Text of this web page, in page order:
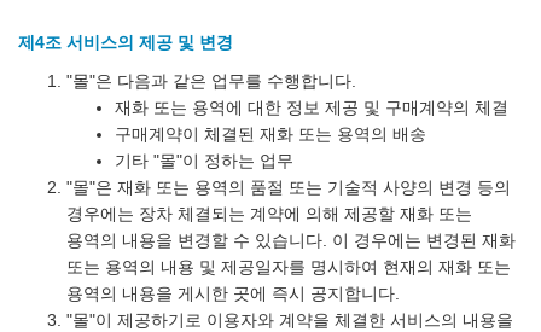
제4조 서비스의 제공 및 변경
"몰"은 다음과 같은 업무를 수행합니다.
재화 또는 용역에 대한 정보 제공 및 구매계약의 체결
구매계약이 체결된 재화 또는 용역의 배송
기타 "몰"이 정하는 업무
"몰"은 재화 또는 용역의 품절 또는 기술적 사양의 변경 등의
경우에는 장차 체결되는 계약에 의해 제공할 재화 또는
용역의 내용을 변경할 수 있습니다. 이 경우에는 변경된 재화
또는 용역의 내용 및 제공일자를 명시하여 현재의 재화 또는
용역의 내용을 게시한 곳에 즉시 공지합니다.
"몰"이 제공하기로 이용자와 계약을 체결한 서비스의 내용을